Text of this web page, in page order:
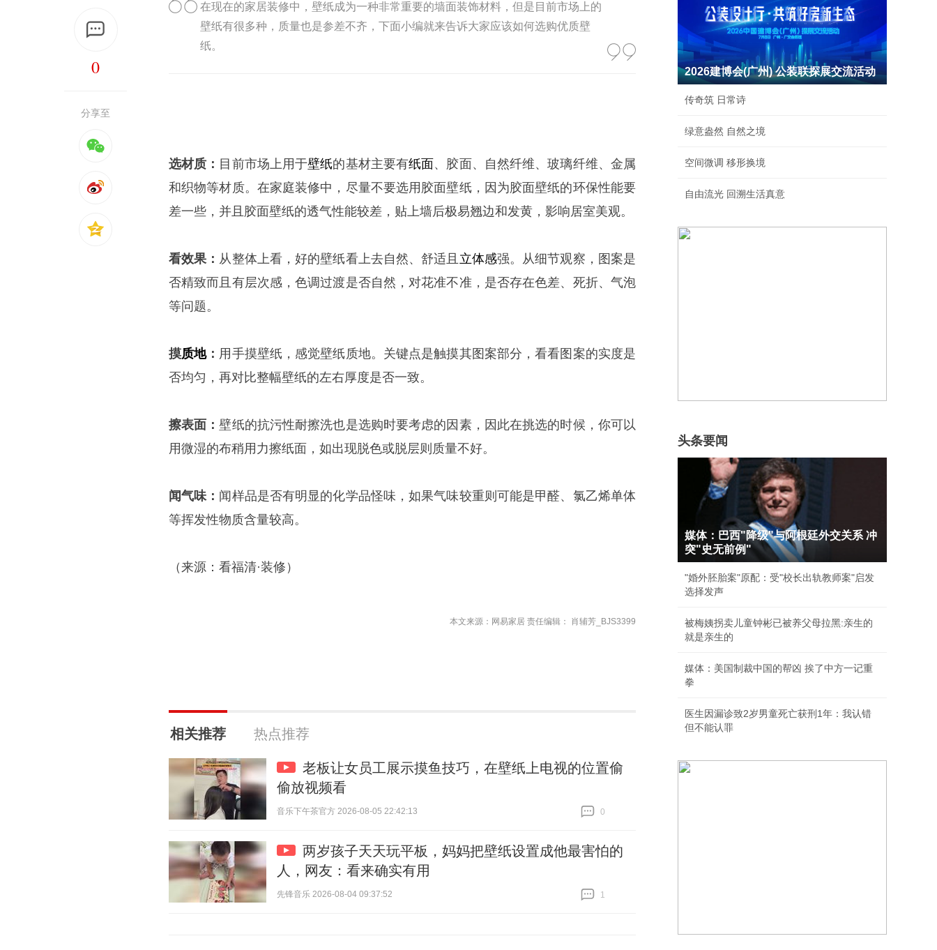
0
分享至
在现在的家居装修中，壁纸成为一种非常重要的墙面装饰材料，但是目前市场上的
壁纸有很多种，质量也是参差不齐，下面小编就来告诉大家应该如何选购优质壁
纸。
选材质： 目前市场上用于壁纸的基材主要有纸面 、胶面、自然纤维、玻璃纤维、金属
和织物等材质。在家庭装修中，尽量不要选用胶面壁纸，因为胶面壁纸的环保性能要
差一些，并且胶面壁纸的透气性能较差，贴上墙后极易翘边和发黄，影响居室美观。
看效果： 从整体上看，好的壁纸看上去自然、舒适且 立体感强。从细节观察，图案是
否精致而且有层次感，色调过渡是否自然，对花准不准，是否存在色差、死折、气泡
等问题。
摸质地： 用手摸壁纸，感觉壁纸质地。关键点是触摸其图案部分，看看图案的实度是
否均匀，再对比整幅壁纸的左右厚度是否一致。
擦表面：壁纸的抗污性耐擦洗也是选购时要考虑的因素，因此在挑选的时候，你可以
用微湿的布稍用力擦纸面，如出现脱色或脱层则质量不好。
闻气味： 闻样品是否有明显的化学品怪味，如果气味较重则可能是甲醛、氯乙烯单体
等挥发性物质含量较高。
（来源：看福清·装修）
本文来源：网易家居 责任编辑： 肖辅芳_BJS3399
相关推荐 热点推荐
老板让女员工展示摸鱼技巧，在壁纸上电视的位置偷
偷放视频看
音乐下午茶官方 2026-08-05 22:42:13
0
两岁孩子天天玩平板，妈妈把壁纸设置成他最害怕的
人，网友：看来确实有用
先锋音乐 2026-08-04 09:37:52
1
2026建博会(广州) 公装联探展交流活动
传奇筑 日常诗
绿意盎然 自然之境
空间微调 移形换境
自由流光 回溯生活真意
头条要闻
媒体：巴西"降级"与阿根廷外交关系 冲
突"史无前例"
"婚外胚胎案"原配：受"校长出轨教师案"启发
选择发声
被梅姨拐卖儿童钟彬已被养父母拉黑:亲生的
就是亲生的
媒体：美国制裁中国的帮凶 挨了中方一记重
拳
医生因漏诊致2岁男童死亡获刑1年：我认错
但不能认罪